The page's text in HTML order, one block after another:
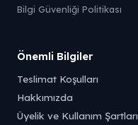
Bilgi Güvenliği Politikası
Önemli Bilgiler
Teslimat Koşulları
Hakkımızda
Üyelik ve Kullanım Şartları